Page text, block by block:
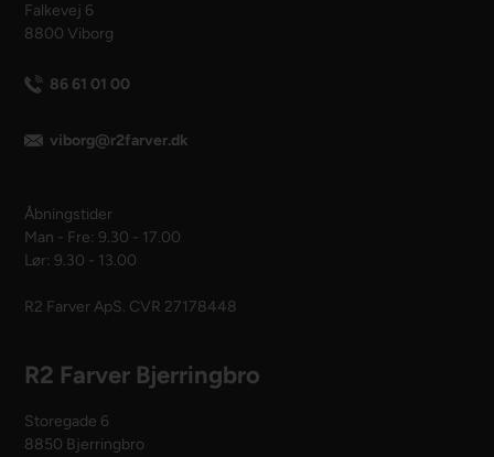
Falkevej 6
8800 Viborg
86 61 01 00
viborg@r2farver.dk
Åbningstider
Man - Fre: 9.30 - 17.00
Lør: 9.30 - 13.00
R2 Farver ApS. CVR 27178448
R2 Farver Bjerringbro
Storegade 6
8850 Bjerringbro